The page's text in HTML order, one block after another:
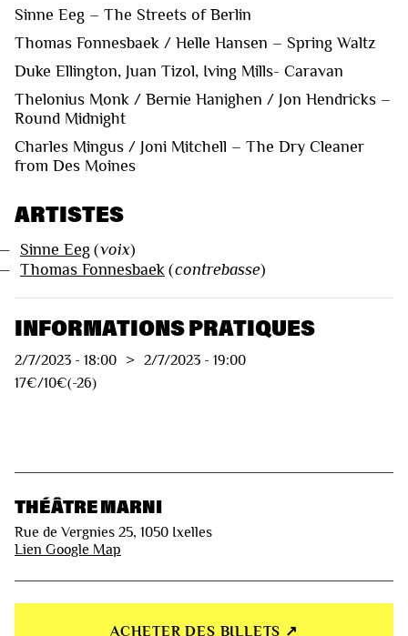
Sinne Eeg – The Streets of Berlin
Thomas Fonnesbaek / Helle Hansen – Spring Waltz
Duke Ellington, Juan Tizol, Iving Mills- Caravan
Thelonius Monk / Bernie Hanighen / Jon Hendricks –
Round Midnight
Charles Mingus / Joni Mitchell – The Dry Cleaner
from Des Moines
ARTISTES
Sinne Eeg (voix)
Thomas Fonnesbaek (contrebasse)
INFORMATIONS PRATIQUES
2/7/2023 - 18:00 > 2/7/2023 - 19:00
17€/10€(-26)
THÉÂTRE MARNI
Rue de Vergnies 25, 1050 Ixelles
Lien Google Map
ACHETER DES BILLETS ↗︎